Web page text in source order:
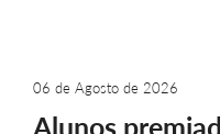
06 de Agosto de 2026
Alunos